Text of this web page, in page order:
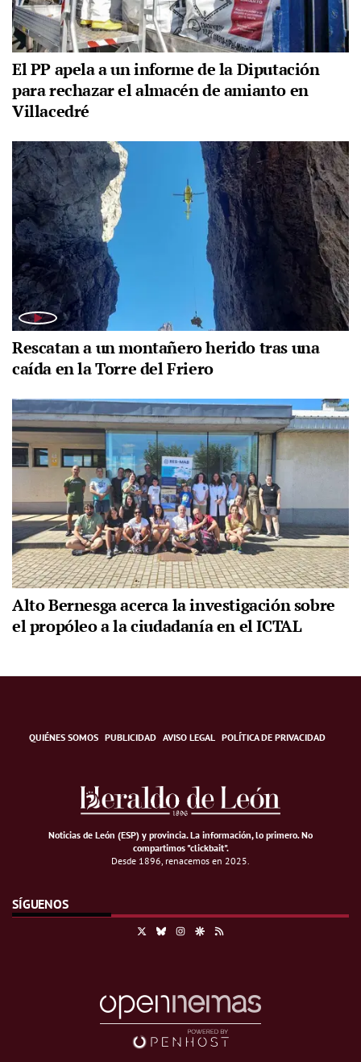
El PP apela a un informe de la Diputación
para rechazar el almacén de amianto en
Villacedré
Rescatan a un montañero herido tras una
caída en la Torre del Friero
Alto Bernesga acerca la investigación sobre
el propóleo a la ciudadanía en el ICTAL
QUIÉNES SOMOS PUBLICIDAD AVISO LEGAL POLÍTICA DE PRIVACIDAD
Noticias de León (ESP) y provincia. La información, lo primero.No
compartimos "clickbait".
Desde 1896, renacemos en 2025.
SÍGUENOS
BlueskyInstagramGoogle Discover